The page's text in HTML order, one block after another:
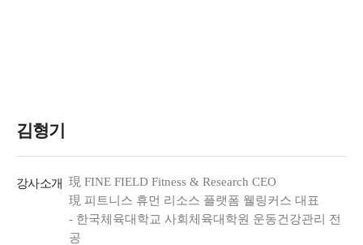
김형기
강사소개 現 FINE FIELD Fitness & Research CEO
現 피트니스 휴먼 리소스 플랫폼 웰링커스 대표
- 한국체육대학교 사회체육대학원 운동건강관리 전
공